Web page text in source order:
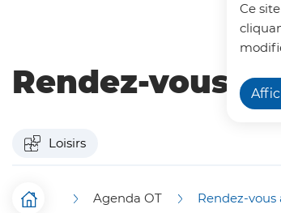
Ceg
a
t
i
p
Rendez-vous
Loisirs
Accueil Agenda OT Rendez-vous